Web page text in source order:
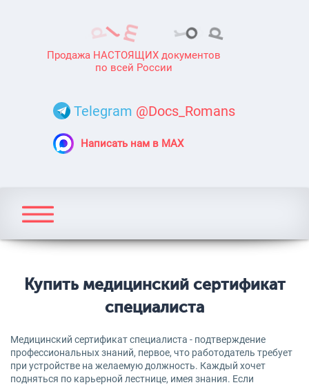
Продажа НАСТОЯЩИХ документов
по всей России
Telegram @Docs_Romans
Написать нам в MAX
Купить медицинский сертификат
специалиста
Медицинский сертификат специалиста - подтверждение
профессиональных знаний, первое, что работодатель требует
при устройстве на желаемую должность. Каждый хочет
подняться по карьерной лестнице, имея знания. Если